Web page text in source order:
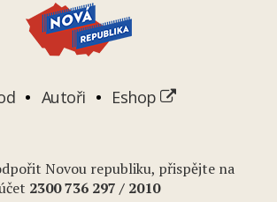
Autoři Eshop
Novou republiku, přispějte na
2300 736 297 / 2010